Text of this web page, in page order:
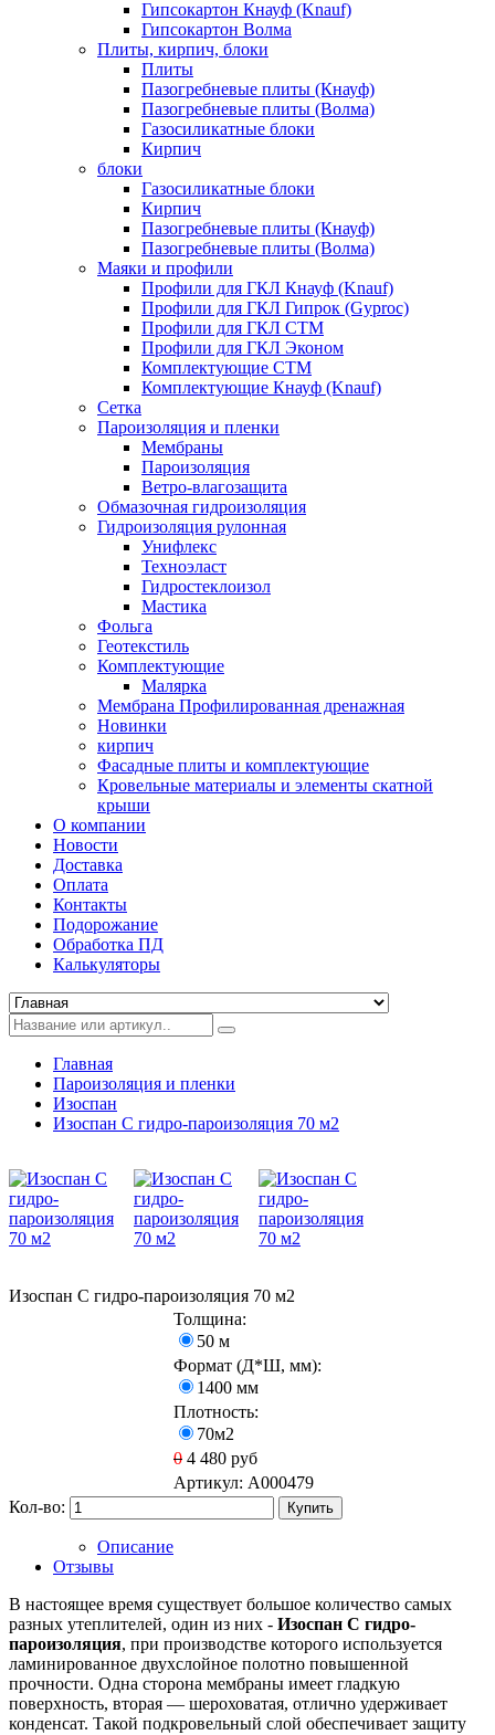
Гипсокартон Кнауф (Knauf)
Гипсокартон Волма
Плиты, кирпич, блоки
Плиты
Пазогребневые плиты (Кнауф)
Пазогребневые плиты (Волма)
Газосиликатные блоки
Кирпич
блоки
Газосиликатные блоки
Кирпич
Пазогребневые плиты (Кнауф)
Пазогребневые плиты (Волма)
Маяки и профили
Профили для ГКЛ Кнауф (Knauf)
Профили для ГКЛ Гипрок (Gyproc)
Профили для ГКЛ СТМ
Профили для ГКЛ Эконом
Комплектующие СТМ
Комплектующие Кнауф (Knauf)
Сетка
Пароизоляция и пленки
Мембраны
Пароизоляция
Ветро-влагозащита
Обмазочная гидроизоляция
Гидроизоляция рулонная
Унифлекс
Техноэласт
Гидростеклоизол
Мастика
Фольга
Геотекстиль
Комплектующие
Малярка
Мембрана Профилированная дренажная
Новинки
кирпич
Фасадные плиты и комплектующие
Кровельные материалы и элементы скатной
крыши
О компании
Новости
Доставка
Оплата
Контакты
Подорожание
Обработка ПД
Калькуляторы
Главная
Пароизоляция и пленки
Изоспан
Изоспан C гидро-пароизоляция 70 м2
Изоспан C гидро-пароизоляция 70 м2
Толщина:
50 м
Формат (Д*Ш, мм):
1400 мм
Плотность:
70м2
0 4 480 руб
Артикул: A000479
Кол-во:
Купить
Описание
Отзывы
В настоящее время существует большое количество самых
разных утеплителей, один из них - Изоспан C гидро-
пароизоляция, при производстве которого используется
ламинированное двухслойное полотно повышенной
прочности. Одна сторона мембраны имеет гладкую
поверхность, вторая — шероховатая, отлично удерживает
конденсат. Такой подкровельный слой обеспечивает защиту